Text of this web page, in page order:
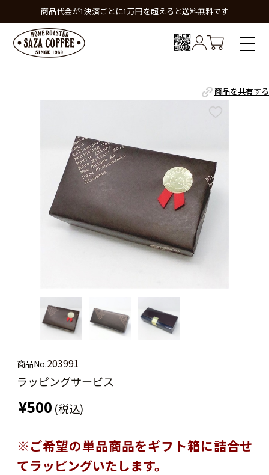
商品代金が1決済ごとに1万円を超えると送料無料です
商品を共有する
商品No.203991
ラッピングサービス
¥500 (税込)
※ご希望の単品商品をギフト箱に詰合せ
てラッピングいたします。